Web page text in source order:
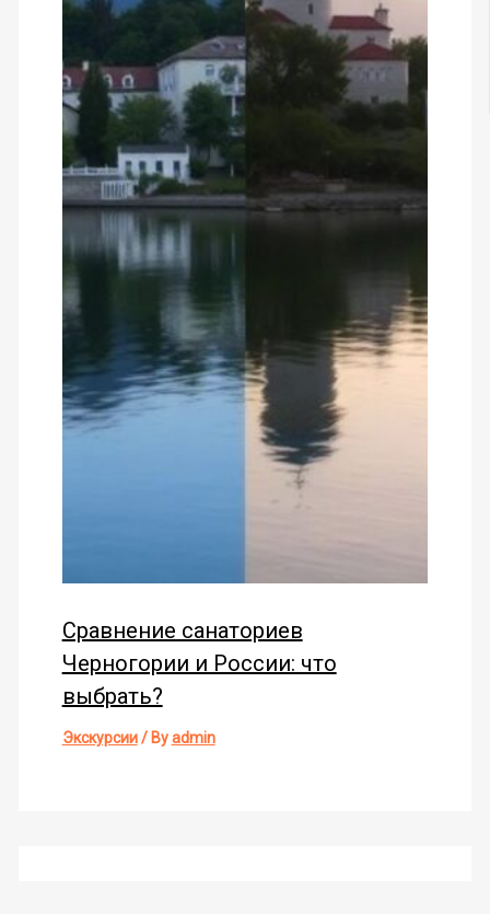
Сравнение санаториев
Черногории и России: что
выбрать?
Экскурсии/ Byadmin